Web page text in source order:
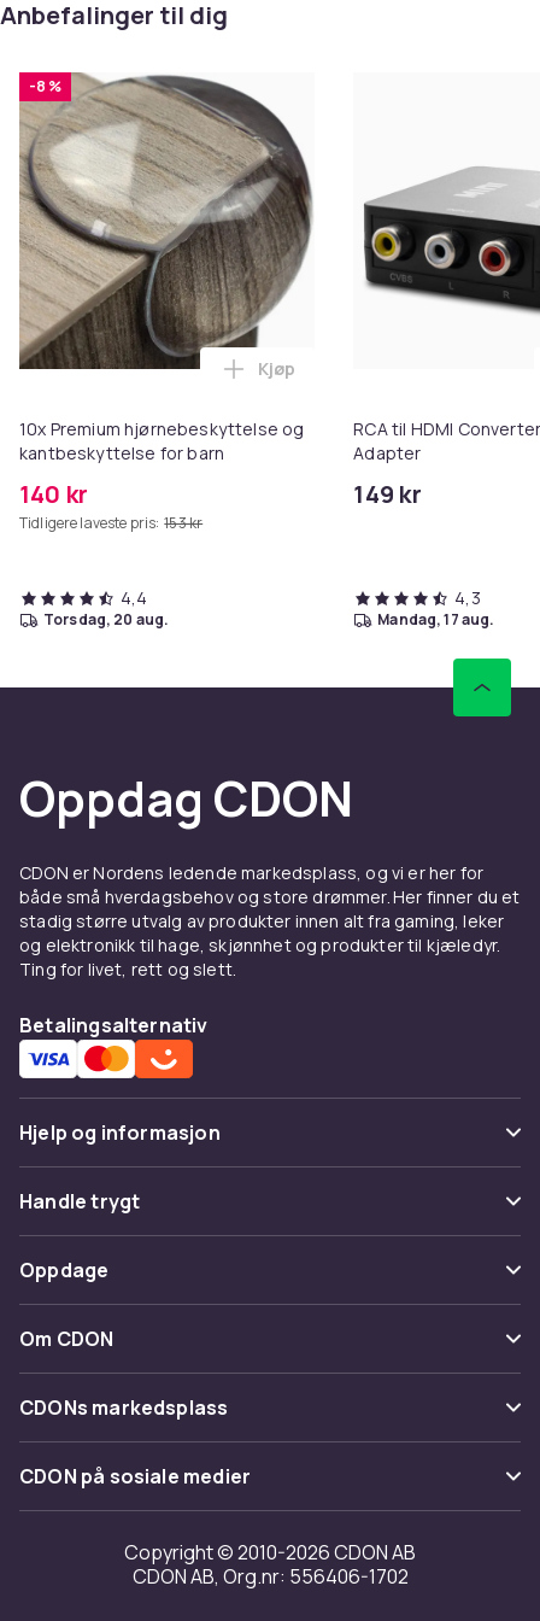
Anbefalinger til dig
-8 %
10x Premium hjørnebeskyttelse og
kantbeskyttelse for barn
140 kr
Tidligere laveste pris: 153 kr
Legg 10x Premium
Kjøp
4,4
torsdag, 20 aug.
RCA til HDMI
Adapter
149 kr
4,3
mandag, 17 aug.
Oppdag CDON
CDON er Nordens ledende markedsplass, og vi er her for
både små hverdagsbehov og store drømmer. Her finner du et
stadig større utvalg av produkter innen alt fra gaming, leker
og elektronikk til hage, skjønnhet og produkter til kjæledyr.
Ting for livet, rett og slett.
Betalingsalternativ
Hjelp og informasjon
Vanlige spørsmål
Spor pakke
Angre & returner her
Kontakt oss
Handle trygt
Betaling
Levering
Tilbakekallinger
Oppdage
Kategorier
Varemerker
Om CDON
Om oss
Kundeanmeldelser
Jobbe på CDON
Investor relations
Tilgjengelighet
CDONs markedsplass
Merchant Help Center
CDON på sosiale medier
Copyright © 2010-2026 CDON AB
CDON AB, Org.nr: 556406-1702